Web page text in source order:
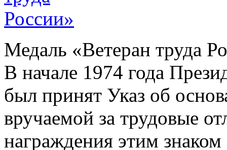
Медаль «Ветеран труда
В начале 1974 года
был принят Указ об
вручаемой за трудовые
награждения этим